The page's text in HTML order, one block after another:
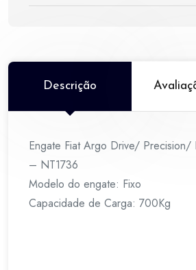
HGT
NT1736
quantidade
Descrição
Engate Fiat Argo Drive/
– NT1736
Modelo do engate: Fixo
Capacidade de Carga: 700Kg